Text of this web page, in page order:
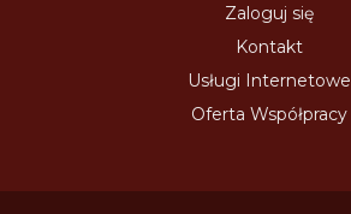
Zaloguj się
Kontakt
Usługi Internetowe
Oferta Współpracy